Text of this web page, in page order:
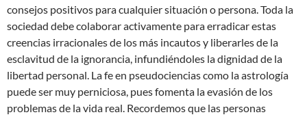
consejos positivos para cualquier situación o persona. Toda la
sociedad debe colaborar activamente para erradicar estas
creencias irracionales de los más incautos y liberarles de la
esclavitud de la ignorancia, infundiéndoles la dignidad de la
libertad personal. La fe en pseudociencias como la astrología
puede ser muy perniciosa, pues fomenta la evasión de los
problemas de la vida real. Recordemos que las personas